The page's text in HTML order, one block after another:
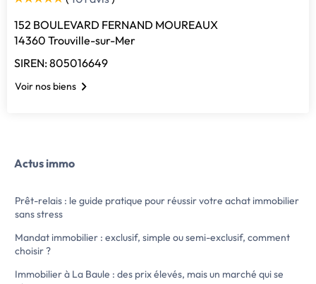
152 BOULEVARD FERNAND MOUREAUX
14360 Trouville-sur-Mer
SIREN: 805016649
Voir nos biens
Actus immo
Prêt-relais : le guide pratique pour réussir votre achat immobilier
sans stress
Mandat immobilier : exclusif, simple ou semi-exclusif, comment
choisir ?
Immobilier à La Baule : des prix élevés, mais un marché qui se